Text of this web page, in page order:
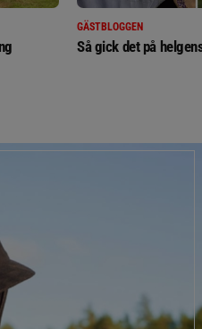
GÄSTBLOGGEN
Så gick det på